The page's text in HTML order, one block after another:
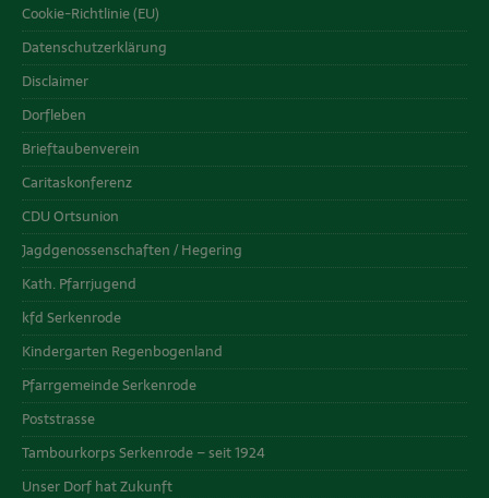
Cookie-Richtlinie (EU)
Datenschutzerklärung
Disclaimer
Dorfleben
Brieftaubenverein
Caritaskonferenz
CDU Ortsunion
Jagdgenossenschaften / Hegering
Kath. Pfarrjugend
kfd Serkenrode
Kindergarten Regenbogenland
Pfarrgemeinde Serkenrode
Poststrasse
Tambourkorps Serkenrode – seit 1924
Unser Dorf hat Zukunft